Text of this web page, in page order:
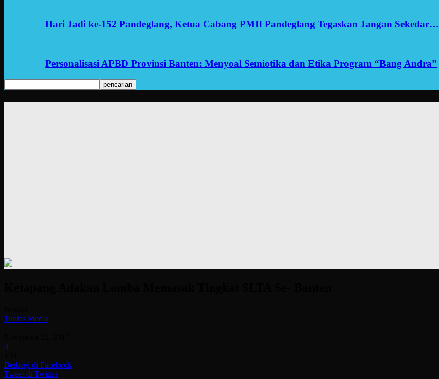
Hari Jadi ke-152 Pandeglang, Ketua Cabang PMII Pandeglang Tegaskan Jangan Sekedar…
Personalisasi APBD Provinsi Banten: Menyoal Semiotika dan Etika Program “Bang Andra”
Tuntas Media
0
Berbagi di Facebook
Tweet di Twitter